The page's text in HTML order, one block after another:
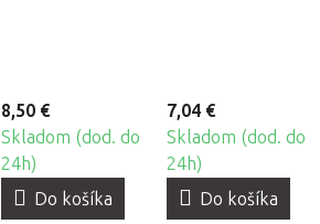
8,50 €
Skladom (dod. do
24h)
Do košíka
7,04 €
Skladom (dod. do
24h)
Do košíka